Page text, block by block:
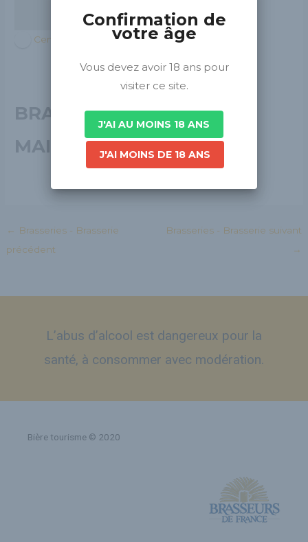
Centre-Val de Loire
BRASSERIE LA P'TITE
MAIZ
← Brasseries - Brasserie
précédent
Brasseries - Brasserie suivant
→
L’abus d’alcool est dangereux pour la
santé, à consommer avec modération.
Bière tourisme © 2020
Confirmation de
votre âge
Vous devez avoir 18 ans pour
visiter ce site.
J'AI AU MOINS 18 ANS
J'AI MOINS DE 18 ANS